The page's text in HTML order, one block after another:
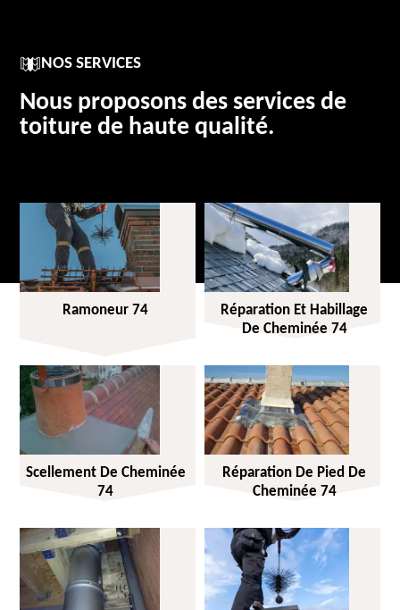
NOS SERVICES
Nous proposons des services de
toiture de haute qualité.
Ramoneur 74
Réparation Et Habillage
De Cheminée 74
Scellement De Cheminée
74
Réparation De Pied De
Cheminée 74